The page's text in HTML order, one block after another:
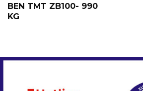
BEN TMT ZB100- 990
KG